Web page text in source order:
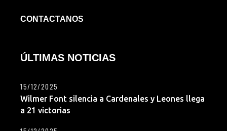
CONTACTANOS
ÚLTIMAS NOTICIAS
Wilmer Font silencia a Cardenales y Leones llega
a 21 victorias
15/12/2025